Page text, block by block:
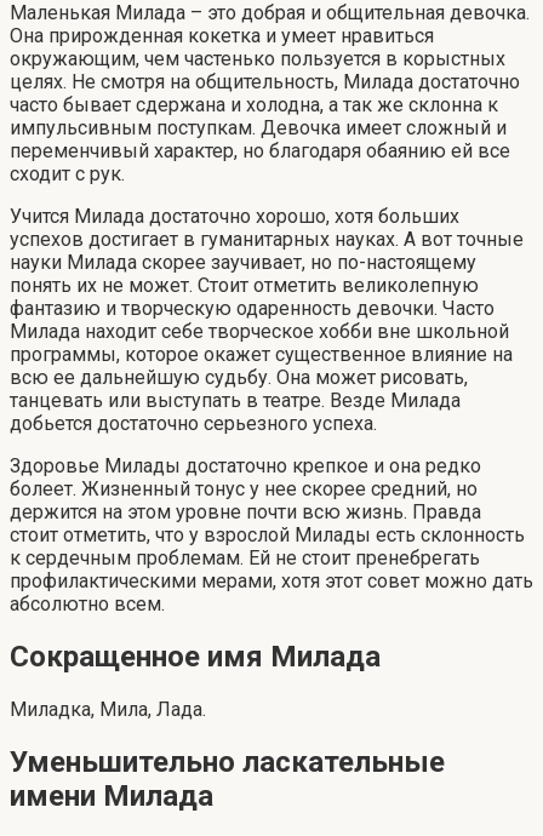
Маленькая Милада – это добрая и общительная девочка.
Она прирожденная кокетка и умеет нравиться
окружающим, чем частенько пользуется в корыстных
целях. Не смотря на общительность, Милада достаточно
часто бывает сдержана и холодна, а так же склонна к
импульсивным поступкам. Девочка имеет сложный и
переменчивый характер, но благодаря обаянию ей все
сходит с рук.
Учится Милада достаточно хорошо, хотя больших
успехов достигает в гуманитарных науках. А вот точные
науки Милада скорее заучивает, но по-настоящему
понять их не может. Стоит отметить великолепную
фантазию и творческую одаренность девочки. Часто
Милада находит себе творческое хобби вне школьной
программы, которое окажет существенное влияние на
всю ее дальнейшую судьбу. Она может рисовать,
танцевать или выступать в театре. Везде Милада
добьется достаточно серьезного успеха.
Здоровье Милады достаточно крепкое и она редко
болеет. Жизненный тонус у нее скорее средний, но
держится на этом уровне почти всю жизнь. Правда
стоит отметить, что у взрослой Милады есть склонность
к сердечным проблемам. Ей не стоит пренебрегать
профилактическими мерами, хотя этот совет можно дать
абсолютно всем.
Сокращенное имя Милада
Миладка, Мила, Лада.
Уменьшительно ласкательные
имени Милада